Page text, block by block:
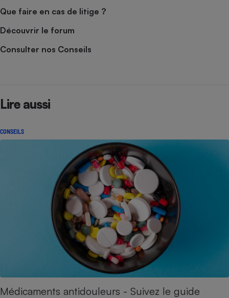
Que faire en cas de litige ?
Découvrir le forum
Consulter nos Conseils
Lire aussi
CONSEILS
Médicaments antidouleurs - Suivez le guide